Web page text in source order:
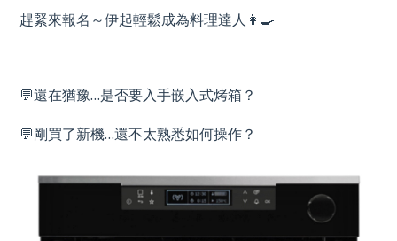
趕緊來報名～伊起輕鬆成為料理達人👩‍🍳
💬還在猶豫…是否要入手嵌入式烤箱？
💬剛買了新機…還不太熟悉如何操作？